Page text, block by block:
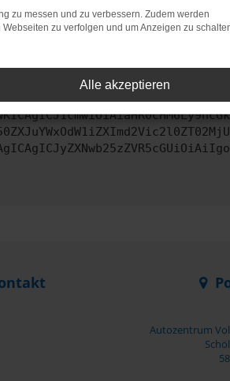
nicht mehr unterstützt werden.
zu beheben. Du kannst uns diesen
Autozentrum
zu messen und zu verbessern. Zudem werden
zu verfolgen und um Anzeigen zu
Alle akzeptieren